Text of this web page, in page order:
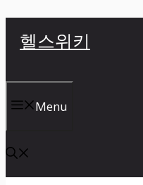
너
뛰
기
헬스위키
Menu